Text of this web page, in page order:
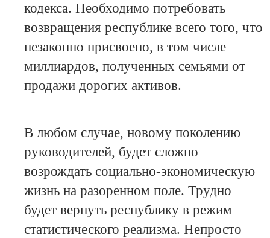
кодекса. Необходимо потребовать
возвращения республике всего того, что
незаконно присвоено, в том числе
миллиардов, полученных семьями от
продажи дорогих активов.
В любом случае, новому поколению
руководителей, будет сложно
возрождать социально-экономическую
жизнь на разоренном поле. Трудно
будет вернуть республику в режим
статистического реализма. Непросто